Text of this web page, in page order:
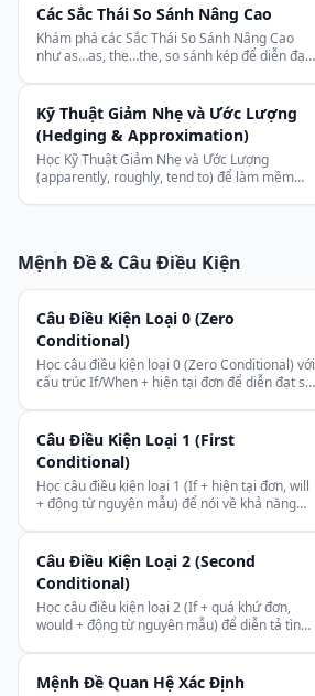
Các Sắc Thái So Sánh Nâng Cao
Khám phá các Sắc Thái So Sánh Nâng Cao
như as…as, the…the, so sánh kép để diễn đạt
Kỹ Thuật Giảm Nhẹ và Ước Lượng
(Hedging & Approximation)
Học Kỹ Thuật Giảm Nhẹ và Ước Lượng
(apparently, roughly, tend to) để làm mềm
Mệnh Đề & Câu Điều Kiện
Câu Điều Kiện Loại 0 (Zero
Conditional)
Học câu điều kiện loại 0 (Zero Conditional) với
cấu trúc If/When + hiện tại đơn để diễn đạt sự
Câu Điều Kiện Loại 1 (First
Conditional)
Học câu điều kiện loại 1 (If + hiện tại đơn, will
+ động từ nguyên mẫu) để nói về khả năng
Câu Điều Kiện Loại 2 (Second
Conditional)
Học câu điều kiện loại 2 (If + quá khứ đơn,
would + động từ nguyên mẫu) để diễn tả tình
Mệnh Đề Quan Hệ Xác Định